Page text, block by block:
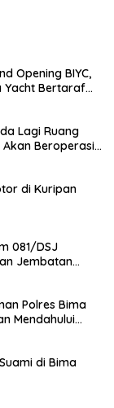
Opening BIYC,
Yacht Bertaraf
Lagi Ruang
Akan Beroperasi
di Kuripan
081/DSJ
Jembatan
Polres Bima
Mendahului
di Bima